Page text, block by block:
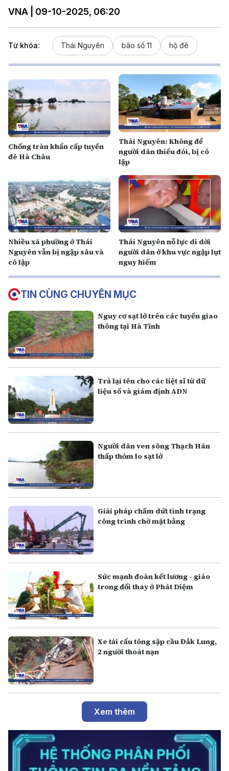
VNA | 09-10-2025, 06:20
Từ khóa: Thái Nguyên bão số 11 hộ đê
Chống tràn khẩn cấp tuyến
đê Hà Châu
Thái Nguyên: Không để
người dân thiếu đói, bị cô
lập
Nhiều xã phường ở Thái
Nguyên vẫn bị ngập sâu và
cô lập
Thái Nguyên nỗ lực di dời
người dân ở khu vực ngập lụt
nguy hiểm
TIN CÙNG CHUYÊN MỤC
Nguy cơ sạt lở trên các tuyến giao
thông tại Hà Tĩnh
Trả lại tên cho các liệt sĩ từ dữ
liệu số và giám định ADN
Người dân ven sông Thạch Hãn
thấp thỏm lo sạt lở
Giải pháp chấm dứt tình trạng
công trình chờ mặt bằng
Sức mạnh đoàn kết lương - giáo
trong đổi thay ở Phát Diệm
Xe tải cẩu tông sập cầu Đắk Lung,
2 người thoát nạn
Xem thêm